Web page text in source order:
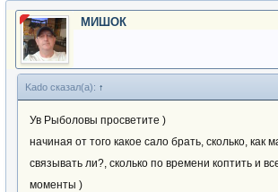
МИШОК
Kado сказал(а): ↑
Ув Рыболовы просветите )
начиная от того какое сало брать, сколько, как
связывать ли?, сколько по времени коптить и
моменты )